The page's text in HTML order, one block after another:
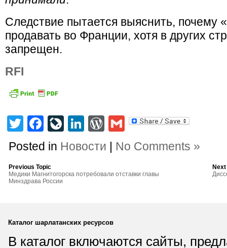
Следствие пытается выяснить, почему
продавать во Франции, хотя в других
запрещен.
RFI
TwitterFacebook
LiveJournal
LinkedIn
WordPress
Gmail
Posted in Новости | No Comments »
Previous Topic
Медики Магнитогорска потребовали отставки главы
Минздрава России
Каталог шарлатанских ресурсов
В каталог включаются сайты,